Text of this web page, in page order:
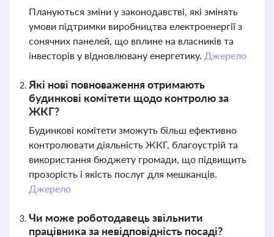
Плануються зміни у законодавстві, які змінять
умови підтримки виробництва електроенергії з
сонячних панелей, що вплине на власників та
інвесторів у відновлювану енергетику. Джерело
Які нові повноваження отримають
будинкові комітети щодо контролю за
ЖКГ?
Будинкові комітети зможуть більш ефективно
контролювати діяльність ЖКГ, благоустрій та
використання бюджету громади, що підвищить
прозорість і якість послуг для мешканців.
Джерело
Чи може роботодавець звільнити
працівника за невідповідність посаді?